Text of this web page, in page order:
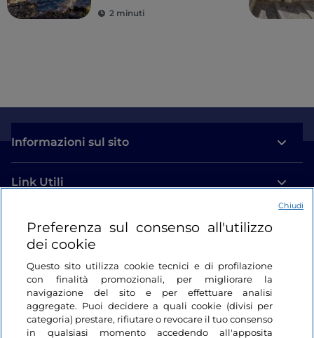
2 minuti
Informazioni sul sito
Link Utili
Login
Restiamo in contatto
Preferenza sul consenso all'utilizzo
dei cookie
Questo sito utilizza cookie tecnici e di profilazione
con finalità promozionali, per migliorare la
navigazione del sito e per effettuare analisi
aggregate. Puoi decidere a quali cookie (divisi per
categoria) prestare, rifiutare o revocare il tuo consenso
in qualsiasi momento accedendo all'apposita
Chiudi